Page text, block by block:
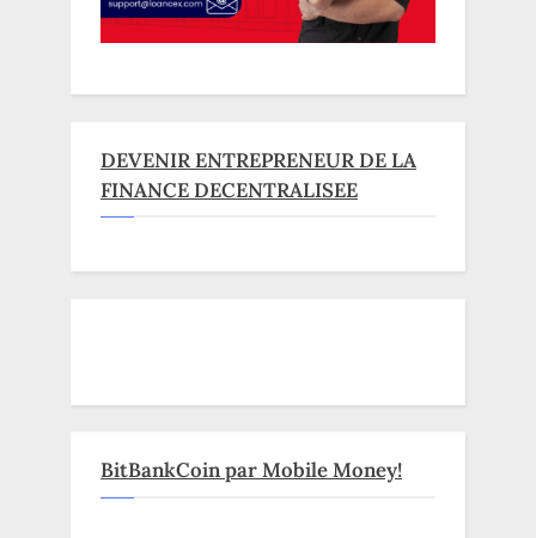
DEVENIR ENTREPRENEUR DE LA
FINANCE DECENTRALISEE
BitBankCoin par Mobile Money!